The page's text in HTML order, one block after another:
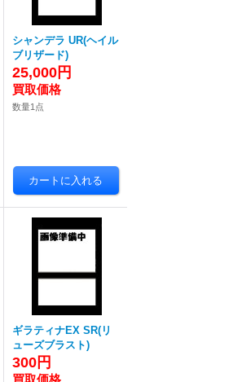
シャンデラ UR(ヘイル
ブリザード)
25,000円
数量1点
ギラティナEX SR(リ
ューズブラスト)
300円